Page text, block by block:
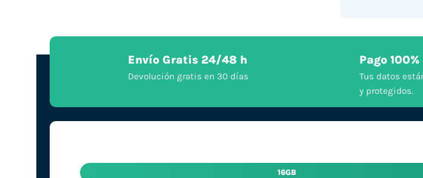
Envío Gratis 24/48 h
Devolución gratis en 30 días
Pago
Tus datos
y protegidos.
16GB